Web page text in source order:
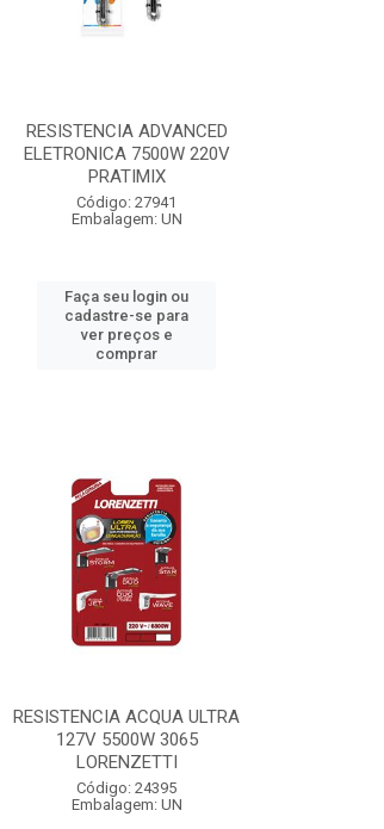
RESISTENCIA ADVANCED
ELETRONICA 7500W 220V
PRATIMIX
Código: 27941
Embalagem: UN
Faça seu login ou
cadastre-se para
ver preços e
comprar
RESISTENCIA ACQUA ULTRA
127V 5500W 3065
LORENZETTI
Código: 24395
Embalagem: UN